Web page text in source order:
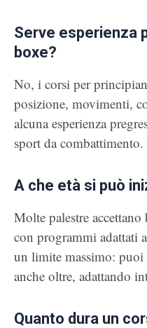
Serve esperienza
boxe?
No, i corsi per
posizione, movimenti,
alcuna esperienza
sport da combattimento.
A che età si può
Molte palestre
con programmi adattati
un limite massimo:
anche oltre, adattando
Quanto dura un